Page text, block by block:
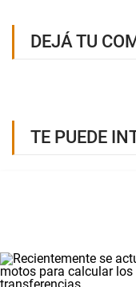
DEJÁ TU
TE PUEDE